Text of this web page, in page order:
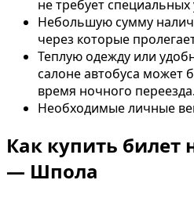
не требует
Небольшую сумму
через которые
Теплую одежду или
салоне автобуса может
время ночного переезда.
Необходимые личные
Как купить билет
— Шпола